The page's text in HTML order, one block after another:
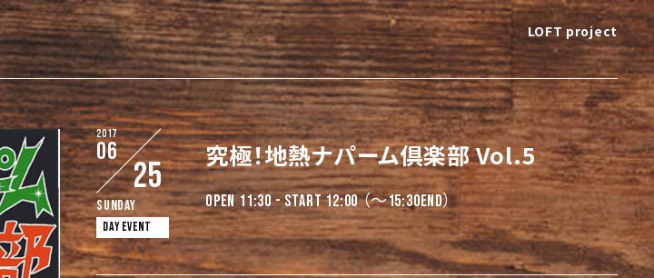
LOFT project
2017
06
25
Sunday
DAY EVENT
究極！地熱ナパーム倶楽部 Vol.5
OPEN 11:30 - START 12:00 （〜15:30end）